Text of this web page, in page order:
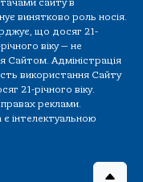
сайту в
винятково роль носія.
що досяг 21-
віку — не
Сайтом. Адміністрація
використання Сайту
21-річного віку.
реклами.
є інтелектуальною